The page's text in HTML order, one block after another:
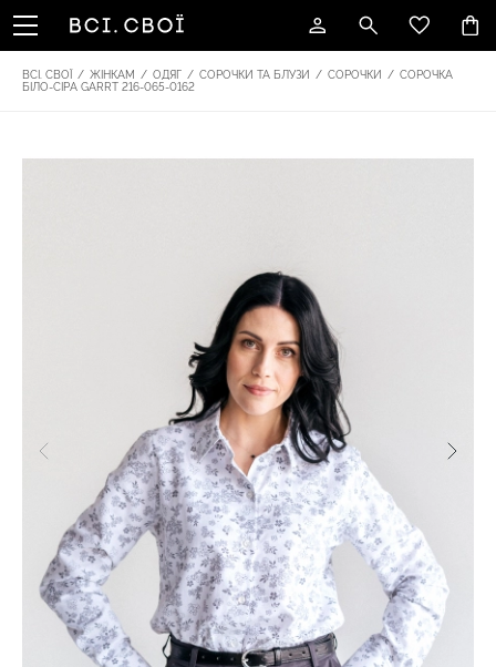
ВСІ. СВОЇ / ЖІНКАМ / ОДЯГ / СОРОЧКИ ТА БЛУЗИ / СОРОЧКИ / СОРОЧКА
БІЛО-СІРА GARRT 216-065-0162